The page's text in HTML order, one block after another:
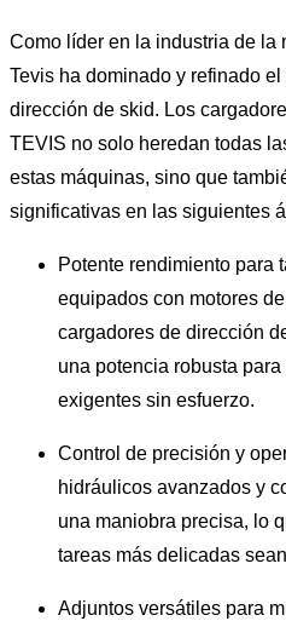
Como líder en la industria de la
Tevis ha dominado y refinado
dirección de skid. Los
TEVIS no solo heredan todas
estas máquinas, sino que
significativas en las siguientes
Potente rendimiento para
equipados con motores
cargadores de dirección
una potencia robusta
exigentes sin esfuerzo.
Control de precisión y
hidráulicos avanzados y
una maniobra precisa, lo
tareas más delicadas
Adjuntos versátiles para